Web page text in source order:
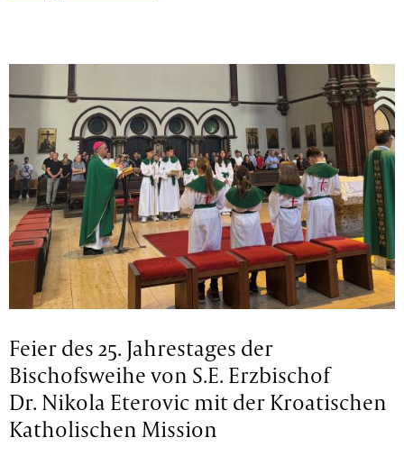
Feier des 25. Jahrestages der
Bischofsweihe von S.E. Erzbischof
Dr. Nikola Eterovic mit der Kroatischen
Katholischen Mission